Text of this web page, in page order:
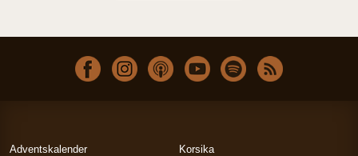
Adventskalender
Korsika